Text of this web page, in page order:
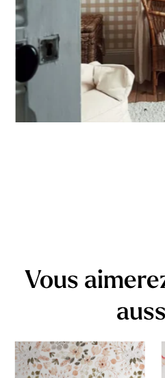
Adapté aux espaces où la
la largeur (montées d’escalier,
Vous